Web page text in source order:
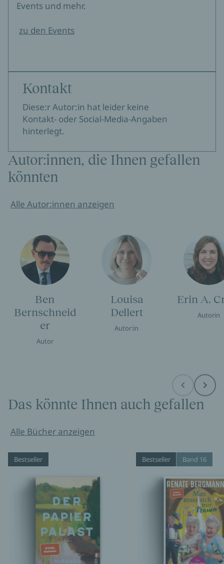
Events und mehr.
zu den Events
Kontakt
Diese:r Autor:in hat leider keine
Kontakt- oder Social-Media-Angaben
hinterlegt.
Autor:innen, die Ihnen gefallen
könnten
Alle Autor:innen anzeigen
Ben
Bernschneid
er
Autor
Louisa
Dellert
Autor:in
Erin A.
Autorin
Before Next
Das könnte Ihnen auch gefallen
Alle Bücher anzeigen
Bestseller Bestseller Band 16